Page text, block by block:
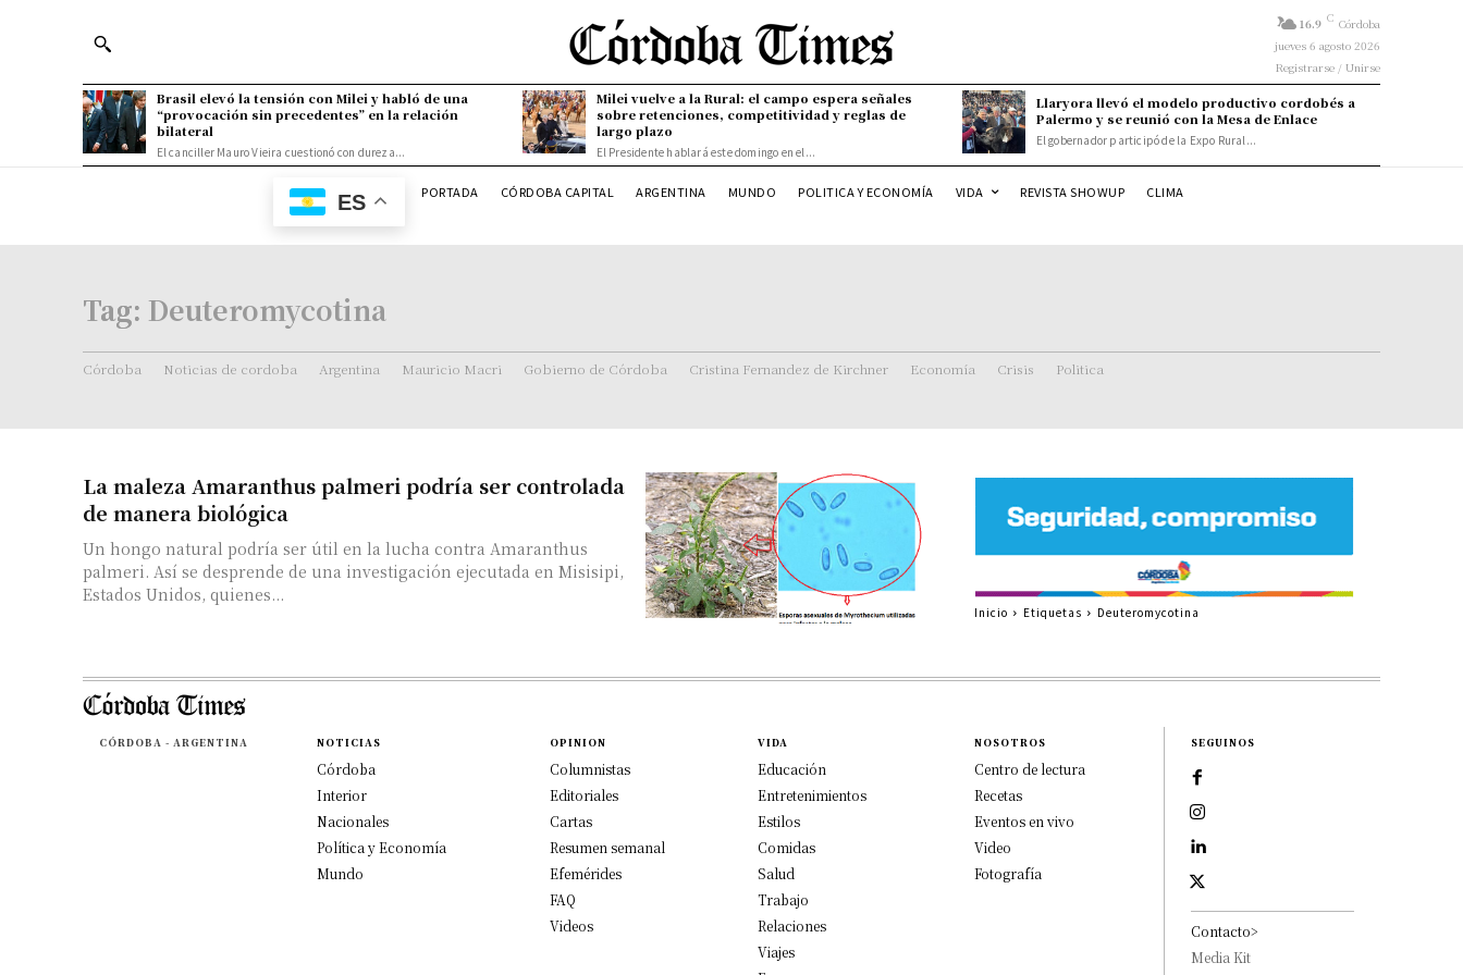
16.9 C Córdoba
jueves 6 agosto 2026
Registrarse / Unirse
Brasil elevó la tensión con Milei y habló de una
“provocación sin precedentes” en la relación
bilateral
El canciller Mauro Vieira cuestionó con dureza...
Milei vuelve a la Rural: el campo espera señales
sobre retenciones, competitividad y reglas de
largo plazo
El Presidente hablará este domingo en el...
Llaryora llevó el modelo productivo cordobés a
Palermo y se reunió con la Mesa de Enlace
El gobernador participó de la Expo Rural...
ES PORTADA CÓRDOBA CAPITAL ARGENTINA MUNDO POLITICA Y ECONOMÍA VIDA REVISTA SHOWUP CLIMA
Tag: Deuteromycotina
Córdoba Noticias de cordoba Argentina Mauricio Macri Gobierno de Córdoba Cristina Fernandez de Kirchner Economía Crisis Politica
La maleza Amaranthus palmeri podría ser controlada
de manera biológica
Un hongo natural podría ser útil en la lucha contra Amaranthus
palmeri. Así se desprende de una investigación ejecutada en Misisipi,
Estados Unidos, quienes...
Inicio Etiquetas Deuteromycotina
CÓRDOBA - ARGENTINA NOTICIAS
Córdoba
Interior
Nacionales
Política y Economía
Mundo
OPINION
Columnistas
Editoriales
Cartas
Resumen semanal
Efemérides
FAQ
Videos
VIDA
Educación
Entretenimientos
Estilos
Comidas
Salud
Trabajo
Relaciones
Viajes
NOSOTROS
Centro de lectura
Recetas
Eventos en vivo
Video
Fotografía
SEGUINOS
Contacto>
Media Kit